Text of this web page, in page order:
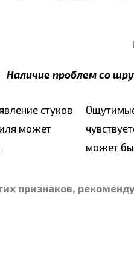
Наличие проблем со
стуков
может
может
признаков,